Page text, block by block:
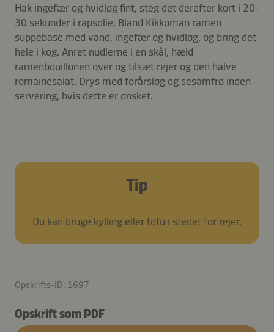
Hak ingefær og hvidløg fint, steg det derefter kort i 20-
30 sekunder i rapsolie. Bland Kikkoman ramen
suppebase med vand, ingefær og hvidløg, og bring det
hele i kog. Anret nudlerne i en skål, hæld
ramenbouillonen over og tilsæt rejer og den halve
romainesalat. Drys med forårsløg og sesamfrø inden
servering, hvis dette er ønsket.
Tip
Du kan bruge kylling eller tofu i stedet for rejer.
Opskrifts-ID: 1697
Opskrift som PDF